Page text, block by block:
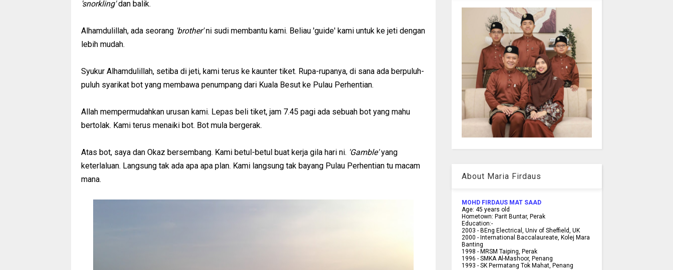
'snorkling'dan balik.
Alhamdulillah, ada seorang 'brother'ni sudi membantu kami. Beliau 'guide' kami untuk ke jeti dengan
lebih mudah.
Syukur Alhamdulillah, setiba di jeti, kami terus ke kaunter tiket. Rupa-rupanya, di sana ada berpuluh-
puluh syarikat bot yang membawa penumpang dari Kuala Besut ke Pulau Perhentian.
Allah mempermudahkan urusan kami. Lepas beli tiket, jam 7.45 pagi ada sebuah bot yang mahu
bertolak. Kami terus menaiki bot. Bot mula bergerak.
Atas bot, saya dan Okaz bersembang. Kami betul-betul buat kerja gila hari ni. 'Gamble'yang
keterlaluan. Langsung tak ada apa apa plan. Kami langsung tak bayang Pulau Perhentian tu macam
mana.
About Maria Firdaus
MOHD FIRDAUS MAT SAAD
Age: 45 years old
Hometown: Parit Buntar, Perak
Education:-
2003 - BEng Electrical, Univ of Sheffield, UK
2000 - International Baccalaureate, Kolej Mara
Banting
1998 - MRSM Taiping, Perak
1996 - SMKA Al-Mashoor, Penang
1993 - SK Permatang Tok Mahat, Penang